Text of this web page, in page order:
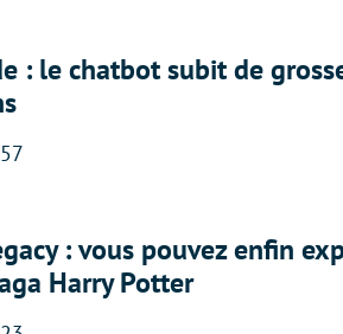
: le chatbot subit de
: vous pouvez enfin
Harry Potter